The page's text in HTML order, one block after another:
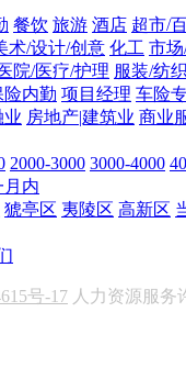
餐饮 旅游 酒店 超市/
术/设计/创意 化工 市
院/医疗/护理 服装/纺
险内勤 项目经理 车险
业 房地产|建筑业 商业
2000-3000 3000-4000
月内
猇亭区 夷陵区 高新区
号-17 人力资源服务